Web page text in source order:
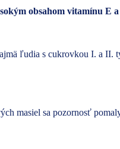
obsahom vitamínu E
ľudia s cukrovkou I. a II.
masiel sa pozornosť